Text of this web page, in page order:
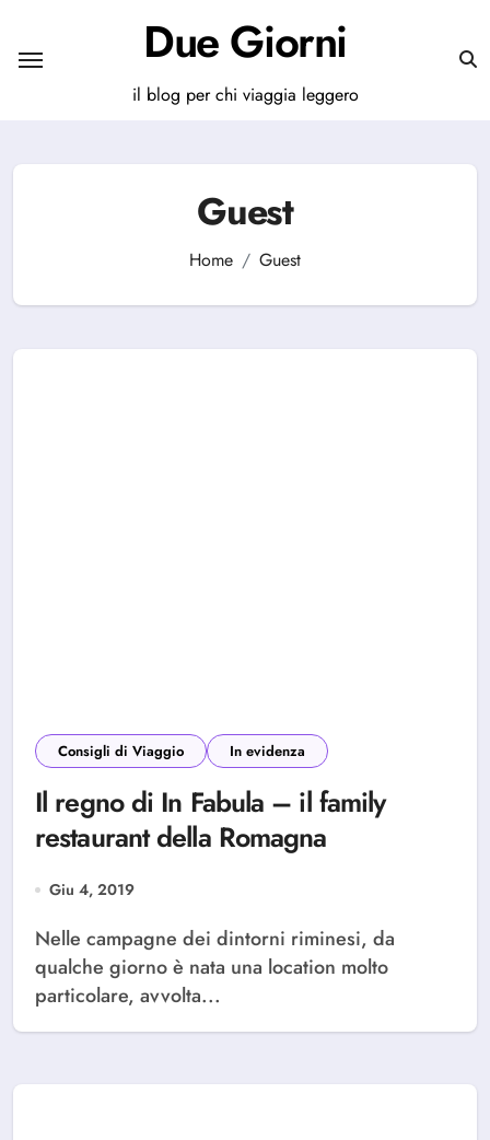
contenuto
Due Giorni
il blog per chi viaggia leggero
Guest
Home Guest
Consigli di Viaggio In evidenza
Il regno di In Fabula – il family
restaurant della Romagna
Giu 4, 2019
Nelle campagne dei dintorni riminesi, da
qualche giorno è nata una location molto
particolare, avvolta...